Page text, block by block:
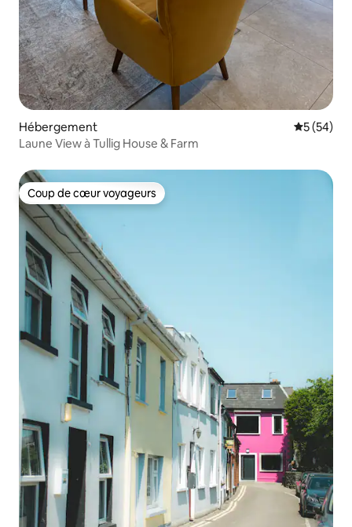
Hébergement
5 (54)
Laune View à Tullig House & Farm
Coup de cœur voyageurs
Coup de cœur voyageurs